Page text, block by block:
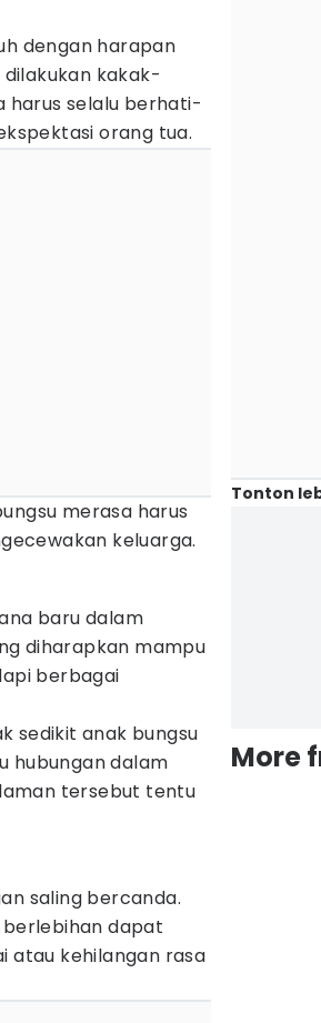
dengan harapan
kakak-
harus selalu berhati-
orang tua.
merasa harus
keluarga.
baru dalam
diharapkan mampu
berbagai
sedikit anak bungsu
hubungan dalam
tersebut tentu
saling bercanda.
berlebihan dapat
atau kehilangan rasa
Tonton
More